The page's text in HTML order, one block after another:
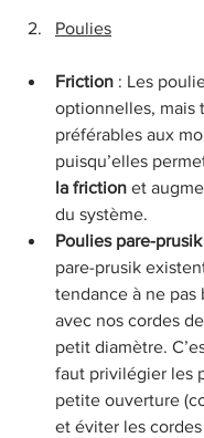
Poulies
Friction : Les
optionnelles, mais
préférables aux
puisqu’elles
la friction et
du système.
Poulies pare-prusik
pare-prusik
tendance à ne
avec nos cordes
petit diamètre.
faut privilégier les
petite ouverture
et éviter les